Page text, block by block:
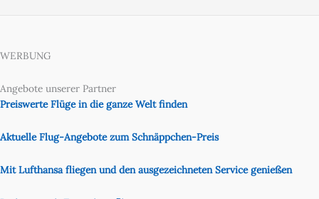
WERBUNG
Angebote unserer Partner
Preiswerte Flüge in die ganze Welt finden
Aktuelle Flug-Angebote zum Schnäppchen-Preis
Mit Lufthansa fliegen und den ausgezeichneten Service genießen